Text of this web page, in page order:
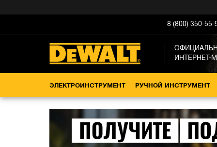
8 (800) 350-55-
ИНТЕРНЕТ-
ЭЛЕКТРОИНСТРУМЕНТ РУЧНОЙ ИНСТРУМЕНТ